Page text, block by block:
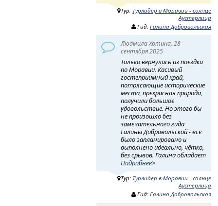
Тур: Турлидер в Моравии - солнце
Аустерлица
Гид:Галина Добровольская
Людмила Хотина, 28
сентября 2025
Только вернулись из поездки
по Моравии. Касивый
гостеприимный край,
потрясающие исторические
места, прекрасная природа,
получили большое
удовольствие. Но этого бы
не произошло без
замечательного гида
Галины Добровольской - все
было запланировано и
выполнено идеально, чётко,
без срывов. Галина обладает
Подробнее>
Тур: Турлидер в Моравии - солнце
Аустерлица
Гид:Галина Добровольская